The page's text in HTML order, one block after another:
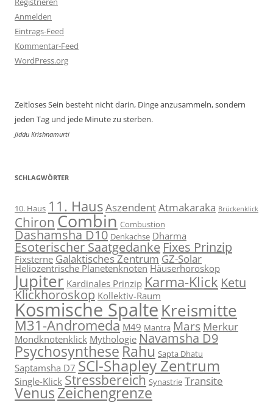
Anmelden
Eintrags-Feed
Kommentar-Feed
WordPress.org
Zeitloses Sein besteht nicht darin, Dinge anzusammeln, sondern
jeden Tag und jede Minute zu sterben.
Jiddu Krishnamurti
SCHLAGWÖRTER
10. Haus 11. HausAszendentAtmakaraka Brückenklick
ChironCombin Combustion
Dashamsha D10 Denkachse Dharma
Esoterischer Saatgedanke Fixes Prinzip
FixsterneGalaktisches Zentrum GZ-Solar
Heliozentrische PlanetenknotenHäuserhoroskop
Jupiter Kardinales Prinzip Karma-Klick Ketu
Klickhoroskop Kollektiv-Raum
Kosmische SpalteKreismitte
M31-Andromeda M49 Mantra Mars Merkur
Mondknotenklick Mythologie Navamsha D9
Psychosynthese Rahu Sapta Dhatu
Saptamsha D7 SCl-Shapley Zentrum
Single-Klick Stressbereich Synastrie Transite
VenusZeichengrenze